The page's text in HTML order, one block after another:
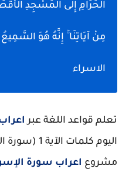
الْحَرَامِ إِلَى الْمَسْجِدِ
الاسراء
تعلم قواعد اللغة عبر
اليوم كلمات
مشروع اعراب سورة